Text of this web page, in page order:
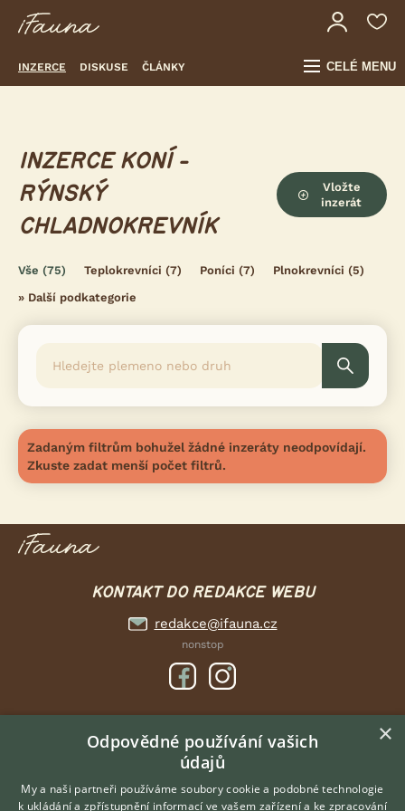
INZERCE DISKUSE ČLÁNKY CELÉ MENU
INZERCE KONÍ -
RÝNSKÝ
CHLADNOKREVNÍK
Vložte
inzerát
Vše (75) Teplokrevníci (7) Poníci (7) Plnokrevníci (5)
» Další podkategorie
Zadaným filtrům bohužel žádné inzeráty neodpovídají.
Zkuste zadat menší počet filtrů.
KONTAKT DO REDAKCE WEBU
redakce@ifauna.cz
nonstop
DOMOVSKÁ STRÁNKA
INZERCE
DISKUSE
ČLÁNKY
×
Odpovědné používání vašich
údajů
My a naši partneři používáme soubory cookie a podobné technologie
k ukládání a zpřístupnění informací ve vašem zařízení a ke zpracování